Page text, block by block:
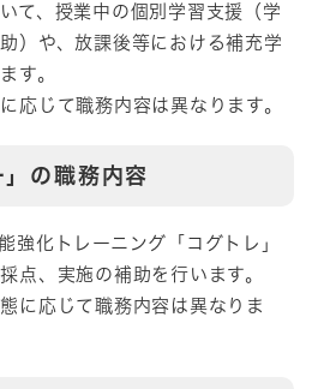
て、授業中の個別学習支援（学
）や、放課後等における補充学
す。
応じて職務内容は異なります。
」の職務内容
強化トレーニング「コグトレ」
点、実施の補助を行います。
に応じて職務内容は異なりま